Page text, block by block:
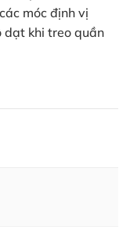
móc định vị
dạt khi treo quần